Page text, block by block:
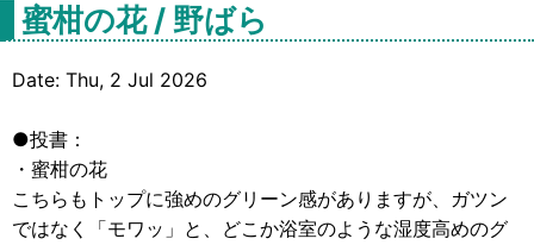
蜜柑の花 / 野ばら
Date: Thu, 2 Jul 2026
●投書：
・蜜柑の花
こちらもトップに強めのグリーン感がありますが、ガツン
ではなく「モワッ」と、どこか浴室のような湿度高めのグ